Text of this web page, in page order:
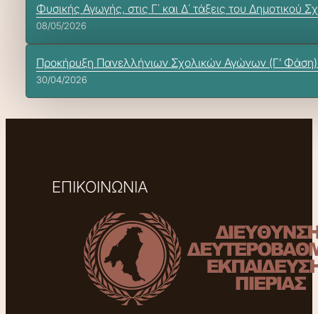
Φυσικής Αγωγής, στις Γ΄ και Δ΄ τάξεις του Δημοτικού
08/05/2026
Προκήρυξη Πανελλήνιων Σχολικών Αγώνων (Γ’
30/04/2026
ΕΠΙΚΟΙΝΩΝΙΑ